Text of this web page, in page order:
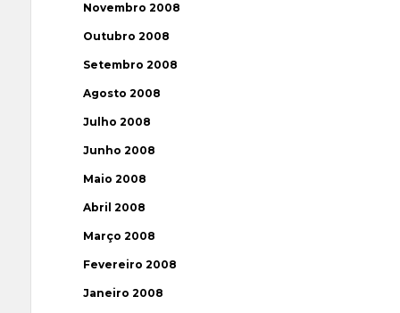
Novembro 2008
Outubro 2008
Setembro 2008
Agosto 2008
Julho 2008
Junho 2008
Maio 2008
Abril 2008
Março 2008
Fevereiro 2008
Janeiro 2008